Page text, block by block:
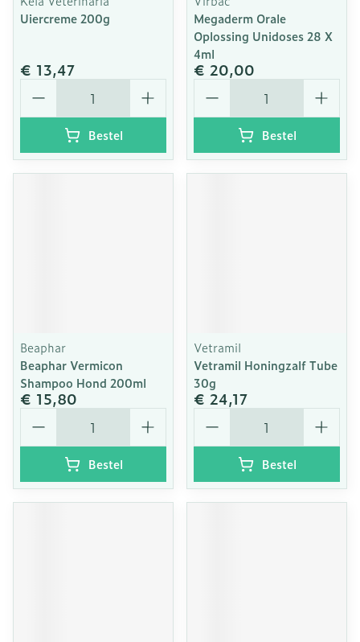
Uiercreme 200g
€ 13,47
Aantal
Bestel
Megaderm Orale
Oplossing Unidoses 28 X
4ml
€ 20,00
Aantal
Bestel
Beaphar
Beaphar Vermicon
Shampoo Hond 200ml
€ 15,80
Aantal
Bestel
Vetramil
Vetramil Honingzalf Tube
30g
€ 24,17
Aantal
Bestel